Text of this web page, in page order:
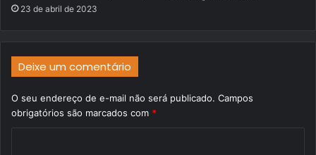
23 de abril de 2023
Deixe um comentário
O seu endereço de e-mail não será publicado. Campos
obrigatórios são marcados com *